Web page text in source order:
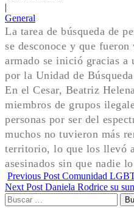
|
General
La tarea de búsqueda de
se desconoce y que
armado se inició gracias a
por la Unidad de
En el Cesar, Beatriz
miembros de grupos
personas por ser del
muchos no tuvieron más
territorio, lo que los llevó
asesinados sin que nadie
Previous Post Comunidad
Next Post Daniela Rodrice su
Buscar: